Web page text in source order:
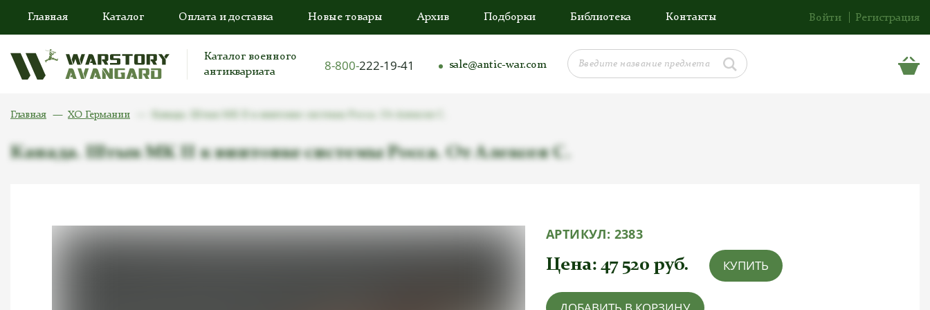
Главная Каталог Оплата и доставка Новые товары Архив Подборки Библиотека Контакты Войти Регистрация
Каталог военного
антиквариата
8-800-222-19-41 sale@antic-war.com
Главная ХО Германии
Канада. Штык MK II к винтовке системы Росса. От Алексея С.
АРТИКУЛ: 2383
Цена: 47 520 руб. КУПИТЬ